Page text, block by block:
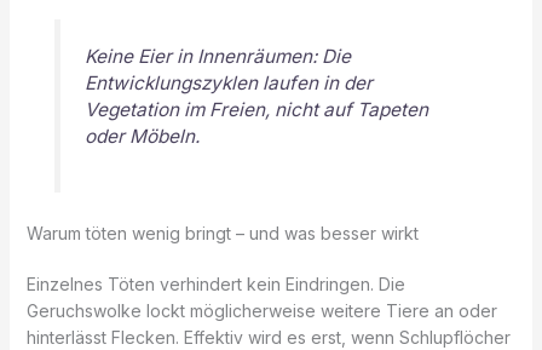
Keine Eier in Innenräumen: Die
Entwicklungszyklen laufen in der
Vegetation im Freien, nicht auf Tapeten
oder Möbeln.
Warum töten wenig bringt – und was besser wirkt
Einzelnes Töten verhindert kein Eindringen. Die
Geruchswolke lockt möglicherweise weitere Tiere an oder
hinterlässt Flecken. Effektiv wird es erst, wenn Schlupflöcher